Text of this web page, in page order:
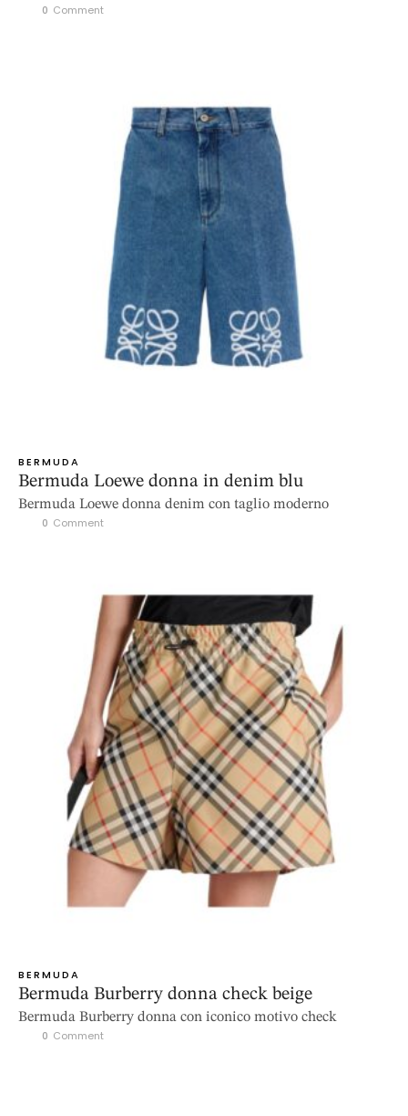
0 Comment
BERMUDA
Bermuda Loewe donna in denim blu
Bermuda Loewe donna denim con taglio moderno
0 Comment
BERMUDA
Bermuda Burberry donna check beige
Bermuda Burberry donna con iconico motivo check
0 Comment